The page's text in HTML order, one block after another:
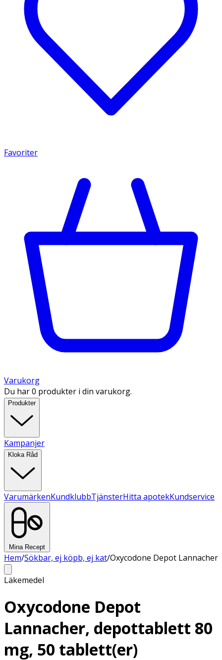
Favoriter
Varukorg
Du har 0 produkter i din varukorg.
Produkter
Kampanjer
Kloka Råd
VarumärkenKundklubbTjänsterHitta apotekKundservice
Mina Recept
Hem/Sökbar, ej köpb, ej kat/Oxycodone Depot Lannacher
Läkemedel
Oxycodone Depot
Lannacher, depottablett 80
mg, 50 tablett(er)